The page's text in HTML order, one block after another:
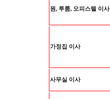
원, 투룸, 오피스텔 이사
가정집 이사
사무실 이사